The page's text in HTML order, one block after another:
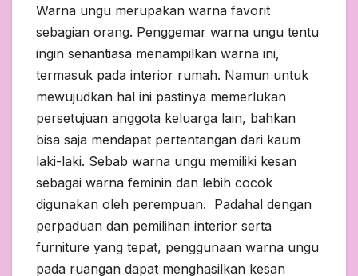
Warna ungu merupakan warna favorit
sebagian orang. Penggemar warna ungu tentu
ingin senantiasa menampilkan warna ini,
termasuk pada interior rumah. Namun untuk
mewujudkan hal ini pastinya memerlukan
persetujuan anggota keluarga lain, bahkan
bisa saja mendapat pertentangan dari kaum
laki-laki. Sebab warna ungu memiliki kesan
sebagai warna feminin dan lebih cocok
digunakan oleh perempuan. Padahal dengan
perpaduan dan pemilihan interior serta
furniture yang tepat, penggunaan warna ungu
pada ruangan dapat menghasilkan kesan